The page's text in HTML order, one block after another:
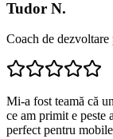
Tudor N.
Coach de dezvoltare
Mi-a fost teamă că
ce am primit e
perfect pentru